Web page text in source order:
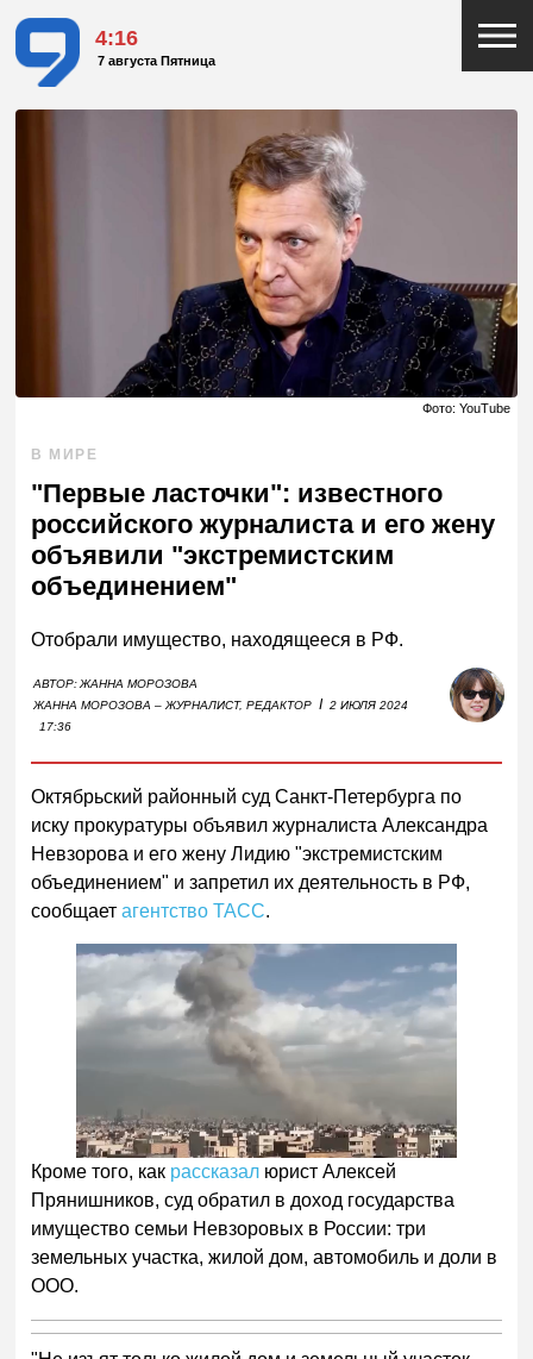
4:16
7 августа Пятница
Фото: YouTube
В МИРЕ
"Первые ласточки": известного
российского журналиста и его жену
объявили "экстремистским
объединением"
Отобрали имущество, находящееся в РФ.
АВТОР:ЖАННА МОРОЗОВА
ЖАННА МОРОЗОВА – ЖУРНАЛИСТ, РЕДАКТОР I 2 ИЮЛЯ 2024
17:36
Октябрьский районный суд Санкт-Петербурга по
иску прокуратуры объявил журналиста Александра
Невзорова и его жену Лидию "экстремистским
объединением" и запретил их деятельность в РФ,
сообщаетагентство ТАСС.
Кроме того, как рассказал юрист Алексей
Прянишников, суд обратил в доход государства
имущество семьи Невзоровых в России: три
земельных участка, жилой дом, автомобиль и доли в
ООО.